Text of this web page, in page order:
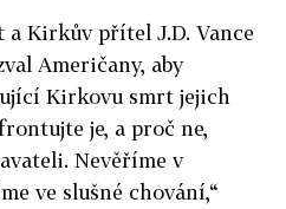
Kirkův přítel J.D. Vance
Američany, aby
Kirkovu smrt jejich
je, a proč ne,
Nevěříme v
ve slušné chování,“